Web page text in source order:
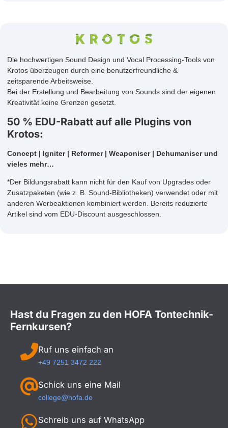
Die hochwertigen Sound Design und Vocal Processing-Tools von
Krotos überzeugen durch eine benutzerfreundliche &
zeitsparende Arbeitsweise.
Bei der Erstellung und Bearbeitung von Sounds sind der eigenen
Kreativität keine Grenzen gesetzt.
50 % EDU-Rabatt auf alle Plugins von
Krotos:
Concept | Igniter | Reformer | Weaponiser | Dehumaniser und
vieles mehr…
*Der Bildungsrabatt kann nicht für den Kauf von Upgrades oder
Zusatzpaketen (wie z. B. Sound-Bibliotheken) verwendet oder mit
anderen Werbeaktionen kombiniert werden. Bereits reduzierte
Artikel sind vom EDU-Discount ausgeschlossen.
Hast du Fragen zu den HOFA Tontechnik-
Fernkursen?
Ruf uns einfach an
+49 7251 3472 222
Schick uns eine Mail
college@hofa.de
Schreib uns auf WhatsApp